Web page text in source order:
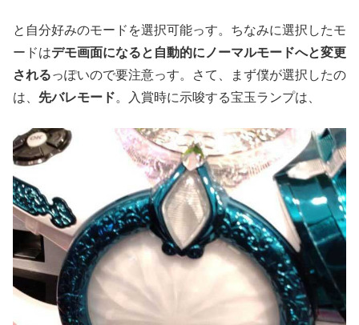
と自分好みのモードを選択可能っす。ちなみに選択したモ
ードはデモ画面になると自動的にノーマルモードへと変更
されるっぽいので要注意っす。さて、まず僕が選択したの
は、 先バレモード。入賞時に示唆する宝玉ランプは、